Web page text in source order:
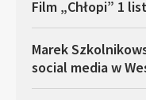
Film „Chłopi” 1
Marek
social media w